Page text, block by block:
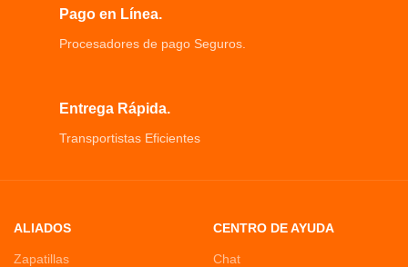
Pago en Línea.
Procesadores de pago Seguros.
Entrega Rápida.
Transportistas Eficientes
ALIADOS
Zapatillas
CENTRO DE AYUDA
Chat